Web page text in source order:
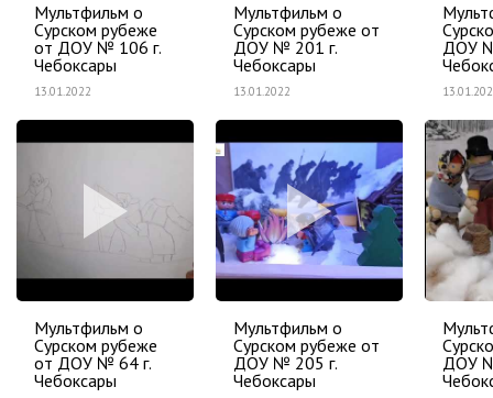
Мультфильм о
Сурском рубеже
от ДОУ № 106 г.
Чебоксары
13.01.2022
Мультфильм о
Сурском рубеже от
ДОУ № 201 г.
Чебоксары
13.01.2022
ДОУ
Мультфильм о
Сурском рубеже
от ДОУ № 64 г.
Чебоксары
Мультфильм о
Сурском рубеже от
ДОУ № 205 г.
Чебоксары
ДОУ